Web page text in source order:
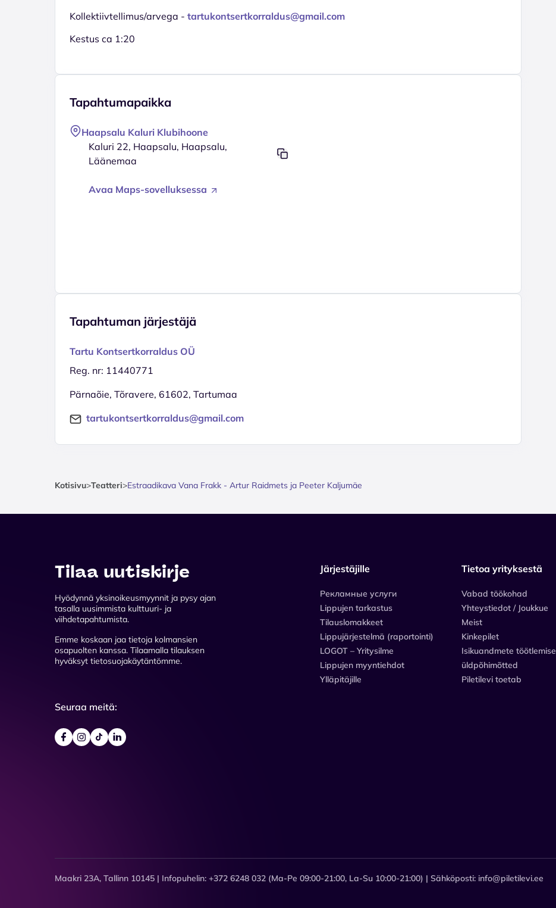
Kollektiivtellimus/arvega - tartukontsertkorraldus@gmail.com
Kestus ca 1:20
Tapahtumapaikka
Haapsalu Kaluri Klubihoone
Kaluri 22, Haapsalu, Haapsalu,
Läänemaa
Avaa Maps-sovelluksessa
Tapahtuman järjestäjä
Tartu Kontsertkorraldus OÜ
Reg. nr: 11440771
Pärnaõie, Tõravere, 61602, Tartumaa
tartukontsertkorraldus@gmail.com
Kotisivu>Teatteri>Estraadikava Vana Frakk - Artur Raidmets ja Peeter Kaljumäe
Tilaa uutiskirje
Hyödynnä yksinoikeusmyynnit ja pysy ajan
tasalla uusimmista kulttuuri- ja
viihdetapahtumista.
Emme koskaan jaa tietoja kolmansien
osapuolten kanssa. Tilaamalla tilauksen
hyväksyt tietosuojakäytäntömme.
Seuraa meitä:
Järjestäjille
Рекламные услуги
Lippujen tarkastus
Tilauslomakkeet
Lippujärjestelmä (raportointi)
LOGOT – Yritysilme
Lippujen myyntiehdot
Ylläpitäjille
Tietoa yrityksestä
Vabad töökohad
Yhteystiedot / Joukkue
Meist
Kinkepilet
Isikuandmete töötlemise
üldpõhimõtted
Piletilevi toetab
Maakri 23A, Tallinn 10145 | Infopuhelin: +372 6248 032 (Ma-Pe 09:00-21:00, La-Su 10:00-21:00) | Sähköposti: info@piletilevi.ee